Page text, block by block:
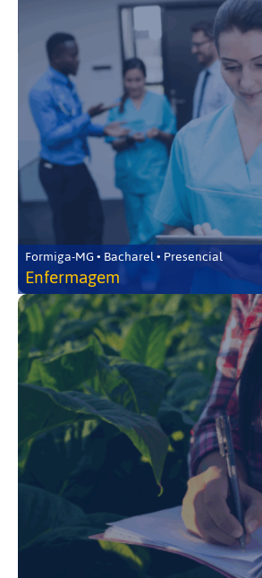
Formiga-MG • Bacharel • Presencial
Enfermagem